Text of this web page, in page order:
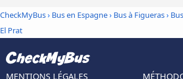
CheckMyBus› Bus en Espagne› Bus à Figueras›
El Prat
MENTIONS LÉGALES